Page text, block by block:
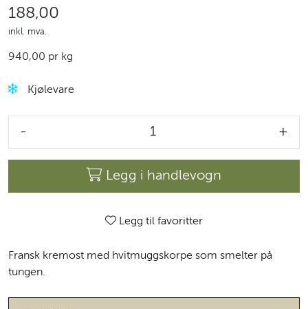
188,00
inkl. mva.
940,00 pr kg
Kjølevare
- +
Legg i handlevogn
Legg til favoritter
Fransk kremost med hvitmuggskorpe som smelter på
tungen.